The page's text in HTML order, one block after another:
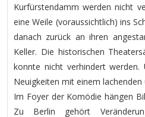
Kurfürstendamm werden nicht
eine Weile (voraussichtlich) ins
danach zurück an ihren
Keller. Die historischen
konnte nicht verhindert
Neuigkeiten mit einem
Im Foyer der Komödie hängen
Zu Berlin gehört